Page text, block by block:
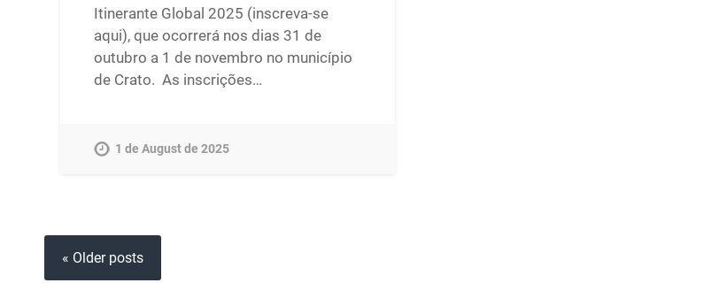
Itinerante Global 2025 (inscreva-se
aqui), que ocorrerá nos dias 31 de
outubro a 1 de novembro no município
de Crato. As inscrições…
1 de August de 2025
« Older posts